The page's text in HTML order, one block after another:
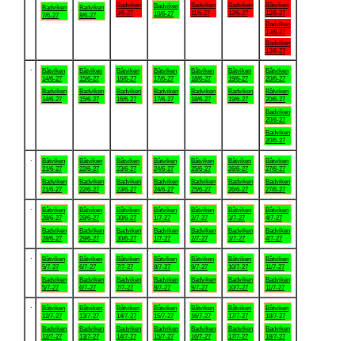
Badviken
7/6-27
Badviken
8/6-27
Badviken
9/6-27
Badviken
10/6-27
Badviken
11/6-27
Badviken
12/6-27
Båtviken
13/6-27
Badviken
13/6-27
Badviken
13/6-27
Båtviken
14/6-27
Badviken
14/6-27
Båtviken
15/6-27
Badviken
15/6-27
Båtviken
16/6-27
Badviken
16/6-27
Båtviken
17/6-27
Badviken
17/6-27
Båtviken
18/6-27
Badviken
18/6-27
Båtviken
19/6-27
Badviken
19/6-27
Båtviken
20/6-27
Båtviken
20/6-27
Badviken
20/6-27
Badviken
20/6-27
Båtviken
21/6-27
Badviken
21/6-27
Båtviken
22/6-27
Badviken
22/6-27
Båtviken
23/6-27
Badviken
23/6-27
Båtviken
24/6-27
Badviken
24/6-27
Båtviken
25/6-27
Badviken
25/6-27
Båtviken
26/6-27
Badviken
26/6-27
Båtviken
27/6-27
Badviken
27/6-27
Båtviken
28/6-27
Badviken
28/6-27
Båtviken
29/6-27
Badviken
29/6-27
Båtviken
30/6-27
Badviken
30/6-27
Båtviken
1/7-27
Badviken
1/7-27
Båtviken
2/7-27
Badviken
2/7-27
Båtviken
3/7-27
Badviken
3/7-27
Båtviken
4/7-27
Badviken
4/7-27
Båtviken
5/7-27
Badviken
5/7-27
Båtviken
6/7-27
Badviken
6/7-27
Båtviken
7/7-27
Badviken
7/7-27
Båtviken
8/7-27
Badviken
8/7-27
Båtviken
9/7-27
Badviken
9/7-27
Båtviken
10/7-27
Badviken
10/7-27
Båtviken
11/7-27
Badviken
11/7-27
Båtviken
12/7-27
Badviken
12/7-27
Båtviken
13/7-27
Badviken
13/7-27
Båtviken
14/7-27
Badviken
14/7-27
Båtviken
15/7-27
Badviken
15/7-27
Båtviken
16/7-27
Badviken
16/7-27
Båtviken
17/7-27
Badviken
17/7-27
Båtviken
18/7-27
Badviken
18/7-27